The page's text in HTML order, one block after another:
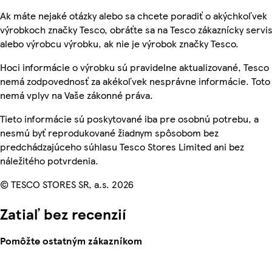
Ak máte nejaké otázky alebo sa chcete poradiť o akýchkoľvek
výrobkoch značky Tesco, obráťte sa na Tesco zákaznícky
alebo výrobcu výrobku, ak nie je výrobok značky Tesco.
Hoci informácie o výrobku sú pravidelne aktualizované, Tesco
nemá zodpovednosť za akékoľvek nesprávne informácie. Toto
nemá vplyv na Vaše zákonné práva.
Tieto informácie sú poskytované iba pre osobnú potrebu, a
nesmú byť reprodukované žiadnym spôsobom bez
predchádzajúceho súhlasu Tesco Stores Limited ani bez
náležitého potvrdenia.
© TESCO STORES SR, a.s. 2026
Zatiaľ bez recenzií
Pomôžte ostatným zákazníkom